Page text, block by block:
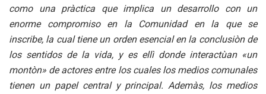
como una pràctica que implica un desarrollo con un
enorme compromiso en la Comunidad en la que se
inscribe, la cual tiene un orden esencial en la conclusiòn de
los sentidos de la vida, y es ellì donde interactùan «un
montòn» de actores entre los cuales los medios comunales
tienen un papel central y principal. Ademàs, los medios